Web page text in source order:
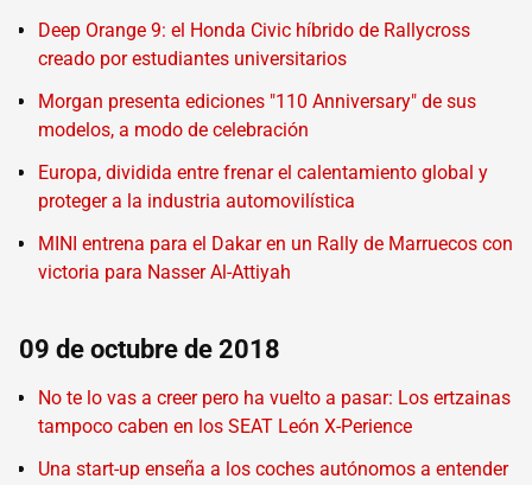
Deep Orange 9: el Honda Civic híbrido de Rallycross
creado por estudiantes universitarios
Morgan presenta ediciones "110 Anniversary" de sus
modelos, a modo de celebración
Europa, dividida entre frenar el calentamiento global y
proteger a la industria automovilística
MINI entrena para el Dakar en un Rally de Marruecos con
victoria para Nasser Al-Attiyah
09 de octubre de 2018
No te lo vas a creer pero ha vuelto a pasar: Los ertzainas
tampoco caben en los SEAT León X-Perience
Una start-up enseña a los coches autónomos a entender